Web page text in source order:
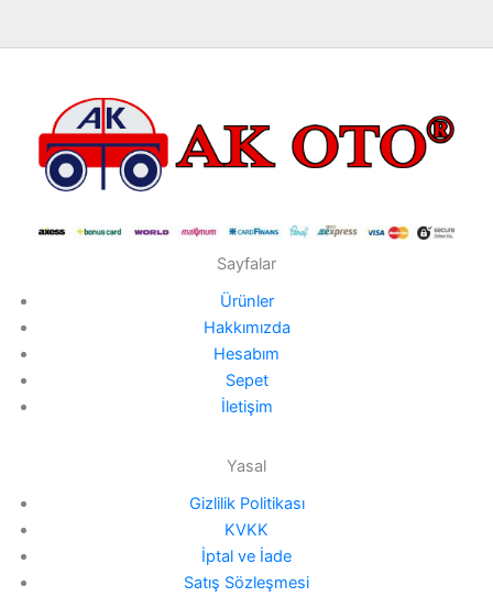
Sayfalar
Ürünler
Hakkımızda
Hesabım
Sepet
İletişim
Yasal
Gizlilik Politikası
KVKK
İptal ve İade
Satış Sözleşmesi